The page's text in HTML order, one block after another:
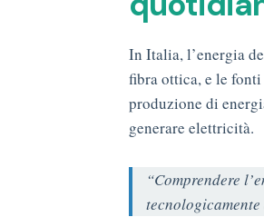
In Italia, l’energia
fibra ottica, e le
produzione di
generare elettricità.
“Comprendere